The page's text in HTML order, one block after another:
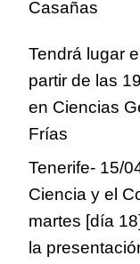
Casañas
Tendrá lugar
partir de las
en Ciencias
Frías
Tenerife- 15/
Ciencia y el
martes [día
la